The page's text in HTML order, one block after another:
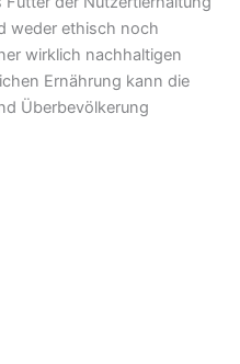
weder ethisch noch
wirklich nachhaltigen
Ernährung kann die
Überbevölkerung